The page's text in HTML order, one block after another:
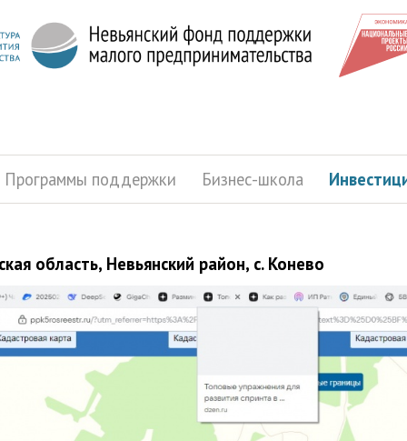
Программы поддержки Бизнес-школа
область, Невьянский район, с. Конево